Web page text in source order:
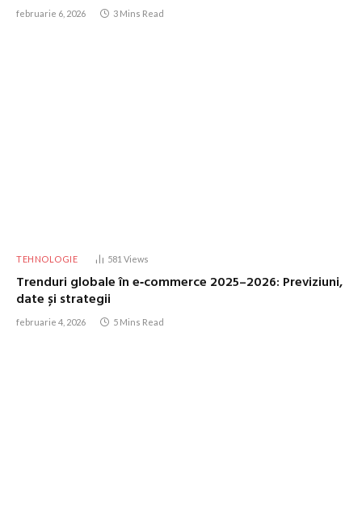
februarie 6, 2026 3 Mins Read
TEHNOLOGIE 581 Views
Trenduri globale în e‑commerce 2025–2026: Previziuni,
date și strategii
februarie 4, 2026 5 Mins Read